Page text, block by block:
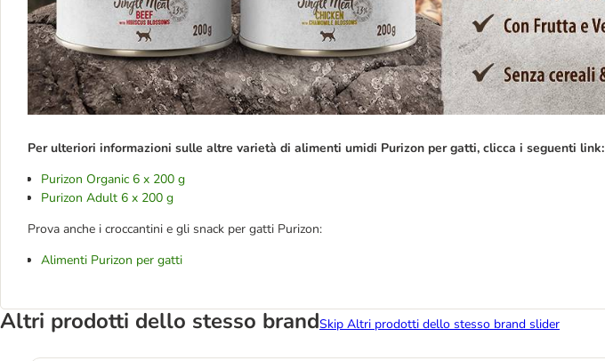
Per ulteriori informazioni sulle altre varietà di alimenti umidi Purizon per gatti, clicca i seguenti link:
Purizon Organic 6 x 200 g
Purizon Adult 6 x 200 g
Prova anche i croccantini e gli snack per gatti Purizon:
Alimenti Purizon per gatti
Altri prodotti dello stesso brandSkip Altri prodotti dello stesso brand slider